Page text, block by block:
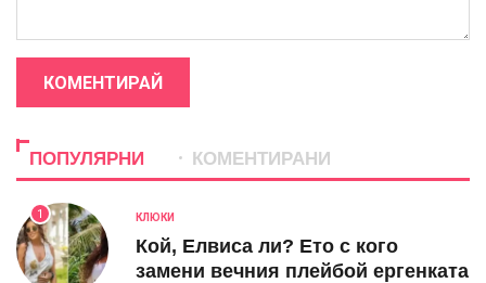
КОМЕНТИРАЙ
ПОПУЛЯРНИ КОМЕНТИРАНИ
1 КЛЮКИ
Кой, Елвиса ли? Ето с кого
замени вечния плейбой ергенката